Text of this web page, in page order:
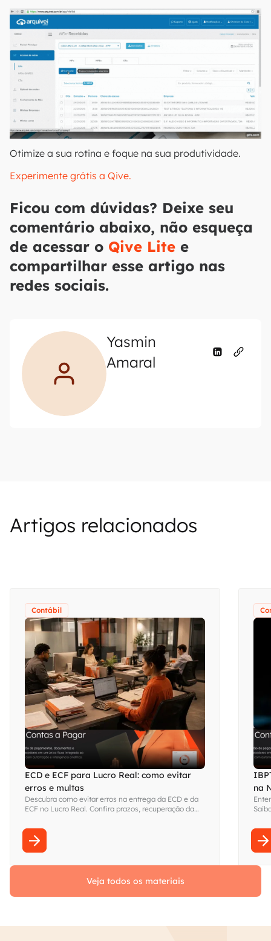
Otimize a sua rotina e foque na sua produtividade.
Experimente grátis a Qive.
Ficou com dúvidas? Deixe seu
comentário abaixo, não esqueça
de acessar o Qive Lite e
compartilhar esse artigo nas
redes sociais.
Yasmin
Amaral
Artigos relacionados
Contábil
ECD e ECF para Lucro Real: como evitar
erros e multas
Descubra como evitar erros na entrega da ECD e da
ECF no Lucro Real. Confira prazos, recuperação da
na
Veja todos os materiais